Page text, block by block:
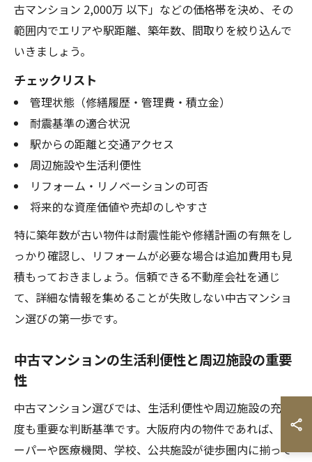
古マンション 2,000万 以下」などの価格帯を決め、その
範囲内でエリアや駅距離、築年数、間取りを絞り込んで
いきましょう。
チェックリスト
管理状態（修繕履歴・管理費・積立金）
耐震基準の適合状況
駅からの距離と交通アクセス
周辺施設や生活利便性
リフォーム・リノベーションの可否
将来的な資産価値や売却のしやすさ
特に築年数が古い物件は耐震性能や修繕計画の有無をし
っかり確認し、リフォームが必要な場合は追加費用も見
積もっておきましょう。信頼できる不動産会社を通じ
て、詳細な情報を集めることが失敗しない中古マンショ
ン選びの第一歩です。
中古マンションの生活利便性と周辺施設の重要
性
中古マンション選びでは、生活利便性や周辺施設の充実
度も重要な判断基準です。大阪府内の物件であれば、ス
ーパーや医療機関、学校、公共施設が徒歩圏内に揃って